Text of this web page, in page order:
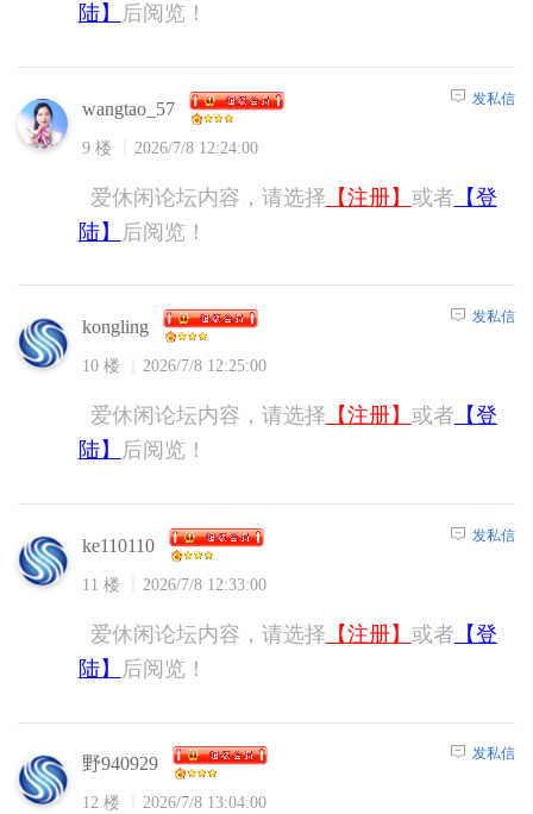
陆】
后阅览！
wangtao_57
9 楼 2026/7/8 12:24:00
发私信
爱休闲论坛内容，请选择 【注册】 或者 【登
陆】
后阅览！
kongling
10 楼 2026/7/8 12:25:00
发私信
爱休闲论坛内容，请选择 【注册】 或者 【登
陆】
后阅览！
ke110110
11 楼 2026/7/8 12:33:00
发私信
爱休闲论坛内容，请选择 【注册】 或者 【登
陆】
后阅览！
野940929
12 楼 2026/7/8 13:04:00
发私信